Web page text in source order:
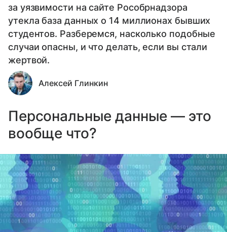
за уязвимости на сайте Рособрнадзора
утекла база данных о 14 миллионах бывших
студентов. Разберемся, насколько подобные
случаи опасны, и что делать, если вы стали
жертвой.
Алексей Глинкин
Персональные данные — это
вообще что?